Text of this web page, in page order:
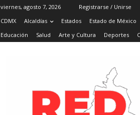
viernes, agosto 7, 2026
Registrarse / Unirse
CDMX
Alcaldías Estados Estado de México
Educación
Salud Arte y Cultura Deportes